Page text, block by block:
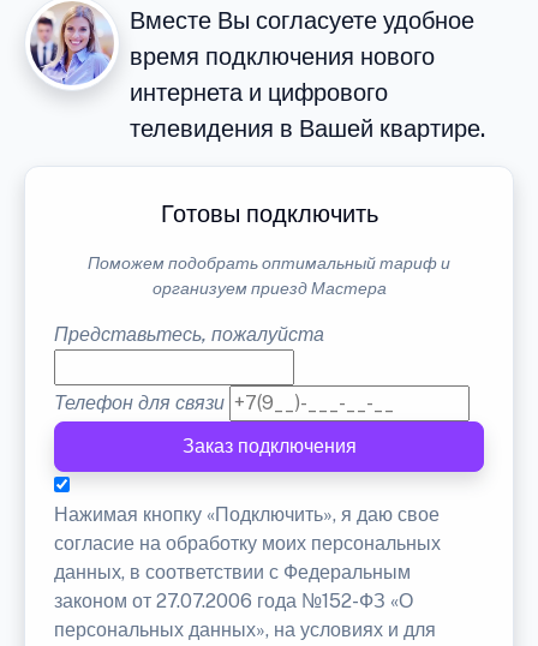
Вместе Вы согласуете удобное
время подключения нового
интернета и цифрового
телевидения в Вашей квартире.
Готовы подключить
Поможем подобрать оптимальный тариф и
организуем приезд Мастера
Представьтесь, пожалуйста
Телефон для связи
Заказ подключения
Нажимая кнопку «Подключить», я даю свое
согласие на обработку моих персональных
данных, в соответствии с Федеральным
законом от 27.07.2006 года №152-ФЗ «О
персональных данных», на условиях и для